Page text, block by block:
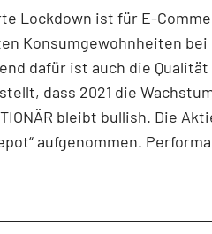
Lockdown ist für E-
Konsumgewohnheiten
dafür ist auch die
dass 2021 die
bleibt bullish. Die
aufgenommen.